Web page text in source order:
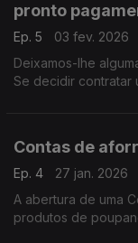
pronto
Ep. 5
03 fev. 2026
Deixamos-lhe
Se decidir contratar
Contas de
Ep. 4
27 jan. 2026
A abertura de uma
produtos de